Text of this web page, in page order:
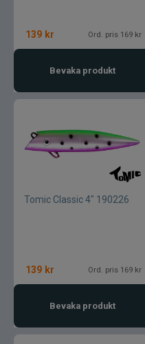
139 kr Ord. pris 169 kr
Bevaka produkt
Tomic Classic 4" 190226
139 kr Ord. pris 169 kr
Bevaka produkt